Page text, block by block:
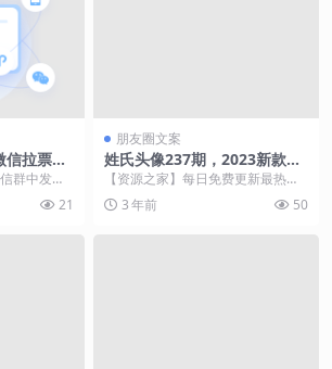
拉票招
态就变
群中发其
，郭成文
21
朋友圈文案
姓氏头像237期，2023新款人
生靠自己励志签名头像，请查
收
【资源之家】每日免费更新最热门
的副业项目资源 大家好，我是明
煊。 每天更新创意壁...
3 年前 50